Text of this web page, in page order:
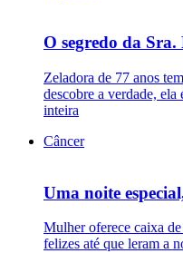
O segredo da Sra.
Zeladora de 77 anos
descobre a verdade, ela
inteira
Câncer
Uma noite
Mulher oferece caixa
felizes até que leram a